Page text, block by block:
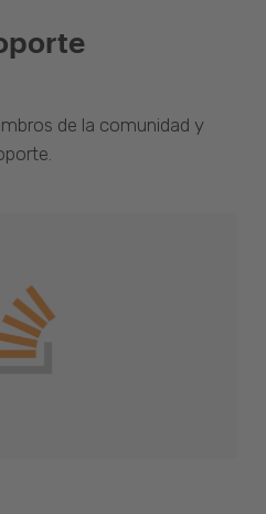
de la comunidad y